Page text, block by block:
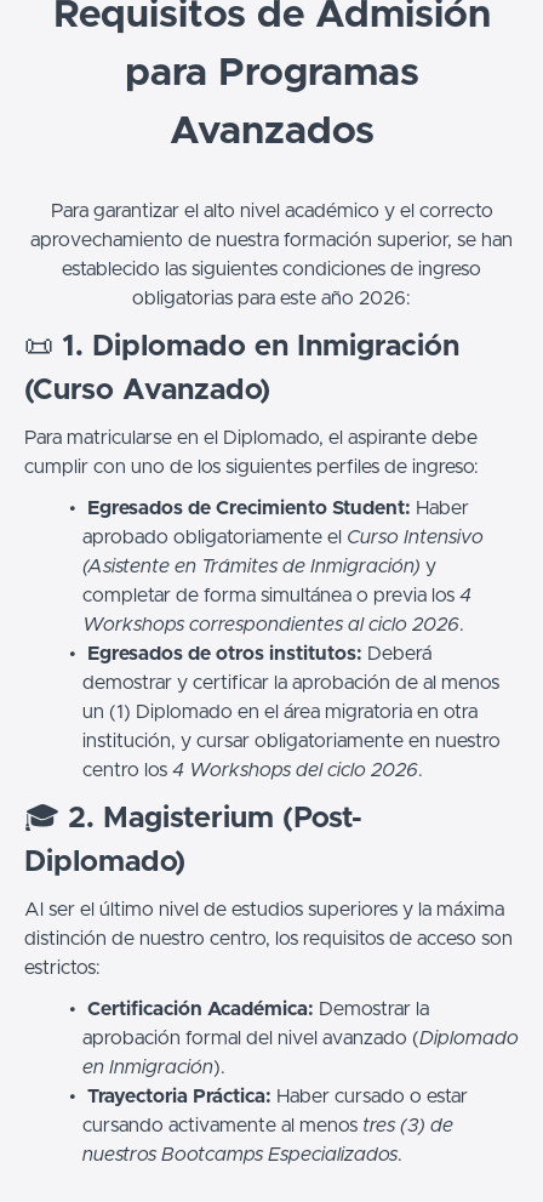
Requisitos de Admisión
para Programas
Avanzados
Para garantizar el alto nivel académico y el correcto
aprovechamiento de nuestra formación superior, se han
establecido las siguientes condiciones de ingreso
obligatorias para este año 2026:
📜 1. Diplomado en Inmigración
(Curso Avanzado)
Para matricularse en el Diplomado, el aspirante debe
cumplir con uno de los siguientes perfiles de ingreso:
Egresados de Crecimiento Student: Haber
aprobado obligatoriamente el Curso Intensivo
(Asistente en Trámites de Inmigración) y
completar de forma simultánea o previa los 4
Workshops correspondientes al ciclo 2026.
Egresados de otros institutos: Deberá
demostrar y certificar la aprobación de al menos
un (1) Diplomado en el área migratoria en otra
institución, y cursar obligatoriamente en nuestro
centro los 4 Workshops del ciclo 2026.
🎓 2. Magisterium (Post-
Diplomado)
Al ser el último nivel de estudios superiores y la máxima
distinción de nuestro centro, los requisitos de acceso son
estrictos:
Certificación Académica: Demostrar la
aprobación formal del nivel avanzado (Diplomado
en Inmigración).
Trayectoria Práctica: Haber cursado o estar
cursando activamente al menos tres (3) de
nuestros Bootcamps Especializados.